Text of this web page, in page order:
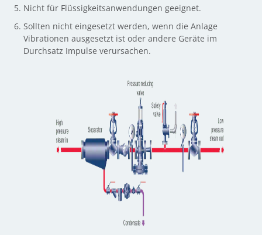
Nicht für Flüssigkeitsanwendungen geeignet.
Sollten nicht eingesetzt werden, wenn die Anlage
Vibrationen ausgesetzt ist oder andere Geräte im
Durchsatz Impulse verursachen.